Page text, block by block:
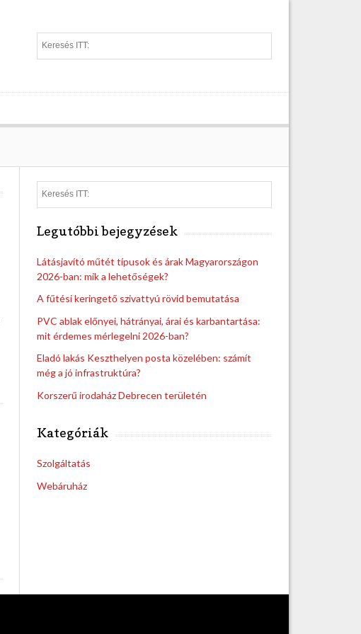
e
c
e
Legutóbbi bejegyzések
Látásjavító műtét típusok és árak Magyarországon
2026-ban: mik a lehetőségek?
A fűtési keringető szivattyú rövid bemutatása
PVC ablak előnyei, hátrányai, árai és karbantartása:
mit érdemes mérlegelni 2026-ban?
Eladó lakás Keszthelyen posta közelében: számít
még a jó infrastruktúra?
Korszerű irodaház Debrecen területén
Kategóriák
Szolgáltatás
Webáruház